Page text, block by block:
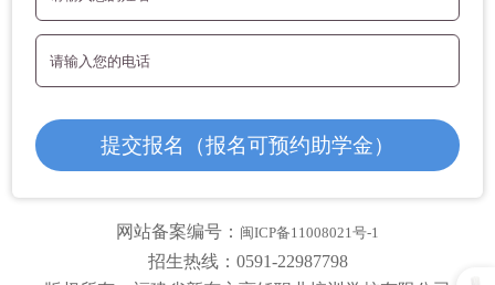
网站备案编号： 闽ICP备11008021号-1
招生热线：0591-22987798